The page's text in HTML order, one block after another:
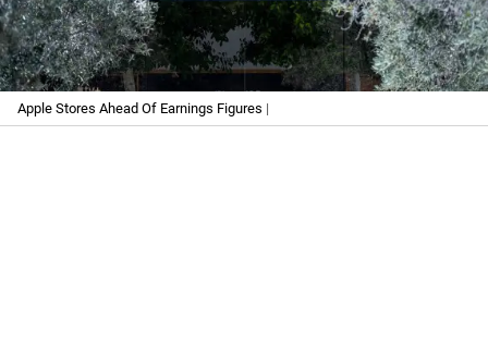
Apple Stores Ahead Of Earnings Figures |